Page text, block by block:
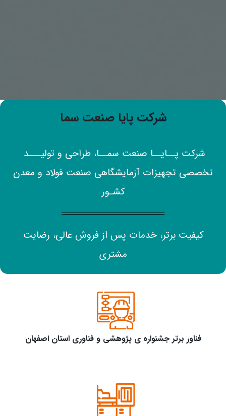
شرکت پایا صنعت سما​
شرکت پــایــا صنعت سمــا، طراحی و تولیـــد
تخصصی تجهیزات آزمایشگاهی صنعت فولاد و معدن
کشـور
کیفیت برتر، خدمات پس از فروش عالی، رضایت
مشتری
فناور برتر جشنواره ی پژوهشی و فناوری استان اصفهان